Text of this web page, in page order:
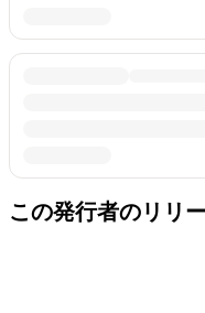
この発行者のリリ